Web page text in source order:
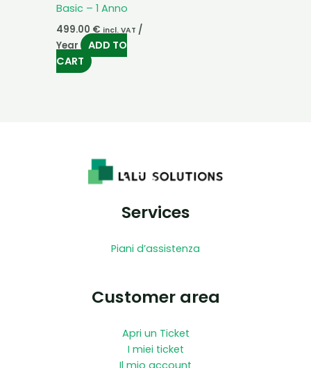
Basic – 1 Anno
499.00 € incl. VAT /
Year ADD TO
CART
Services
Piani d’assistenza
Customer area
Apri un Ticket
I miei ticket
Il mio account